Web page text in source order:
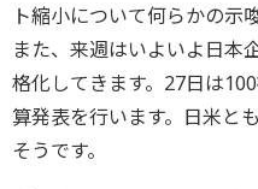
ト縮小について何らかの示
また、来週はいよいよ日本
格化してきます。27日は
算発表を行います。日米と
そうです。